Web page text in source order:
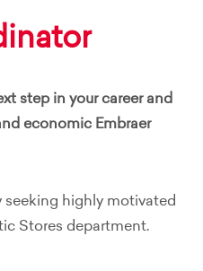
step in your career and
economic Embraer
seeking highly motivated
Stores department.